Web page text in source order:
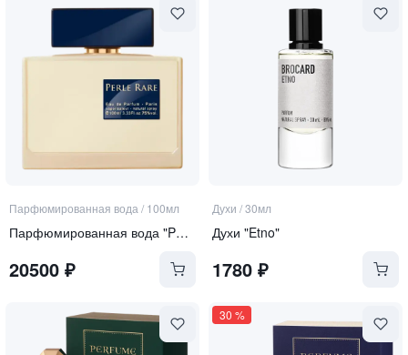
Парфюмированная вода / 100мл
Парфюмированная вода "Perle Rare"
20500 ₽
Духи /30мл
Духи "Etno"
1780₽
30 %